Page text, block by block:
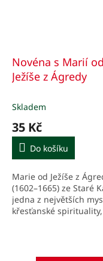
Novéna s Marií od
Ježíše z Ágredy
Skladem
35 Kč
Do košíku
Marie od Ježíše z
(1602–1665) ze Staré
jedna z největších
křesťanské